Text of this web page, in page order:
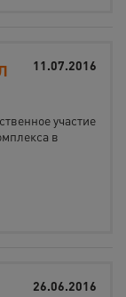
11.07.2016
участие
в
26.06.2016